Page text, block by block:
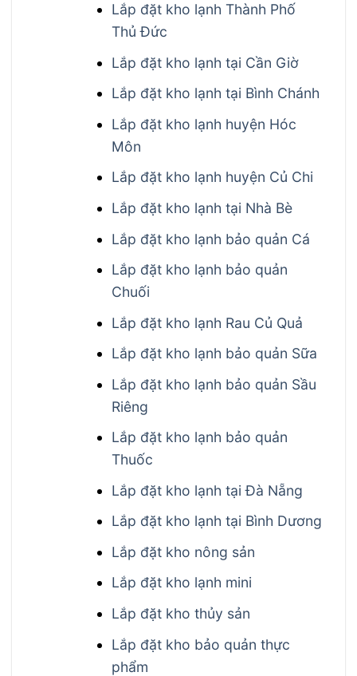
Lắp đặt kho lạnh Thành Phố
Thủ Đức
Lắp đặt kho lạnh tại Cần Giờ
Lắp đặt kho lạnh tại Bình Chánh
Lắp đặt kho lạnh huyện Hóc
Môn
Lắp đặt kho lạnh huyện Củ Chi
Lắp đặt kho lạnh tại Nhà Bè
Lắp đặt kho lạnh bảo quản Cá
Lắp đặt kho lạnh bảo quản
Chuối
Lắp đặt kho lạnh Rau Củ Quả
Lắp đặt kho lạnh bảo quản Sữa
Lắp đặt kho lạnh bảo quản Sầu
Riêng
Lắp đặt kho lạnh bảo quản
Thuốc
Lắp đặt kho lạnh tại Đà Nẵng
Lắp đặt kho lạnh tại Bình Dương
Lắp đặt kho nông sản
Lắp đặt kho lạnh mini
Lắp đặt kho thủy sản
Lắp đặt kho bảo quản thực
phẩm